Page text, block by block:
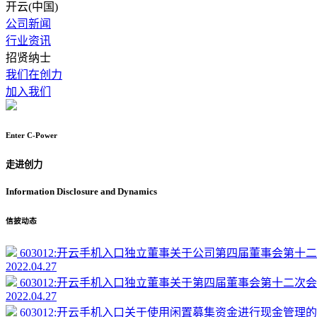
开云(中国)
公司新闻
行业资讯
招贤纳士
我们在创力
加入我们
Enter C-Power
走进创力
Information Disclosure and Dynamics
信披动态
603012:开云手机入口独立董事关于公司第四届董事会第十
2022.04.27
603012:开云手机入口独立董事关于第四届董事会第十二次
2022.04.27
603012:开云手机入口关于使用闲置募集资金进行现金管理